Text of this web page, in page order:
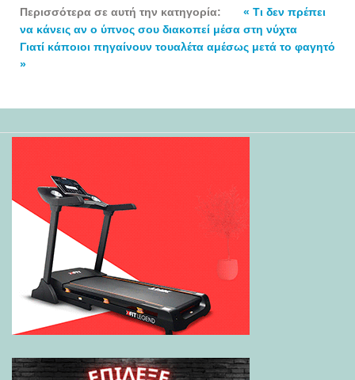
Περισσότερα σε αυτή την κατηγορία:
« Τι δεν πρέπει
να κάνεις αν ο ύπνος σου διακοπεί μέσα στη νύχτα
Γιατί κάποιοι πηγαίνουν τουαλέτα αμέσως μετά το φαγητό
»